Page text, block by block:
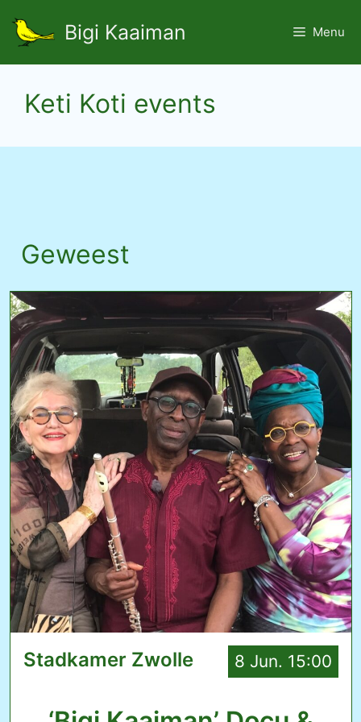
naar
inhoud
Bigi Kaaiman Menu
Keti Koti events
Geweest
Stadkamer Zwolle 8 Jun. 15:00